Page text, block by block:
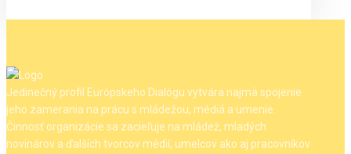
Jedinečný profil Európskeho Dialógu vytvára najmä spojenie
jeho zamerania na prácu s mládežou, médiá a umenie.
Činnosť organizácie sa zacieľuje na mládež, mladých
novinárov a ďalších tvorcov médií, umelcov ako aj pracovníkov